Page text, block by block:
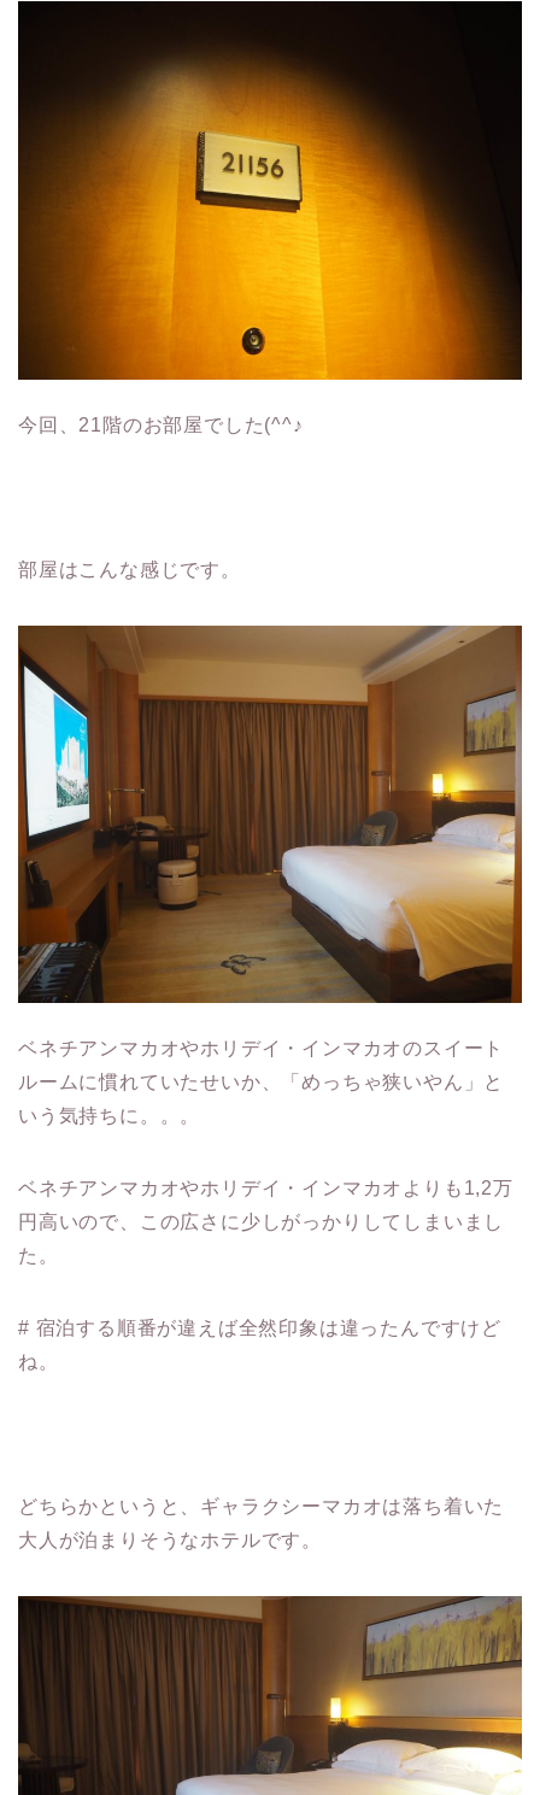
今回、21階のお部屋でした(^^♪
部屋はこんな感じです。
ベネチアンマカオやホリデイ・インマカオのスイート
ルームに慣れていたせいか、「めっちゃ狭いやん」と
いう気持ちに。。。
ベネチアンマカオやホリデイ・インマカオよりも1,2万
円高いので、この広さに少しがっかりしてしまいまし
た。
# 宿泊する順番が違えば全然印象は違ったんですけど
ね。
どちらかというと、ギャラクシーマカオは落ち着いた
大人が泊まりそうなホテルです。